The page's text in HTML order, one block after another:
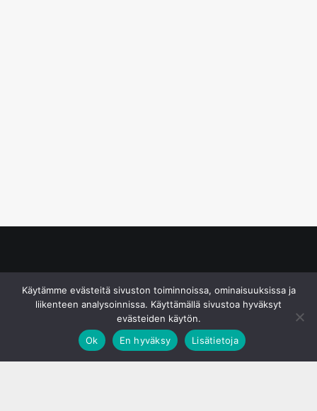
Käytämme evästeitä sivuston toiminnoissa, ominaisuuksissa ja
liikenteen analysoinnissa. Käyttämällä sivustoa hyväksyt
evästeiden käytön.
Ok
En hyväksy Lisätietoja